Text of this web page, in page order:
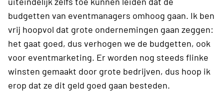
budgetten van eventmanagers omhoog gaan. Ik ben
vrij hoopvol dat grote ondernemingen gaan zeggen:
het gaat goed, dus verhogen we de budgetten, ook
voor eventmarketing. Er worden nog steeds flinke
winsten gemaakt door grote bedrijven, dus hoop ik
erop dat ze dit geld goed gaan besteden.